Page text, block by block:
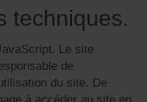
techniques.
Le site
de
du site. De
à accéder au site en